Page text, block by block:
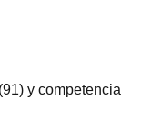
(91) y competencia